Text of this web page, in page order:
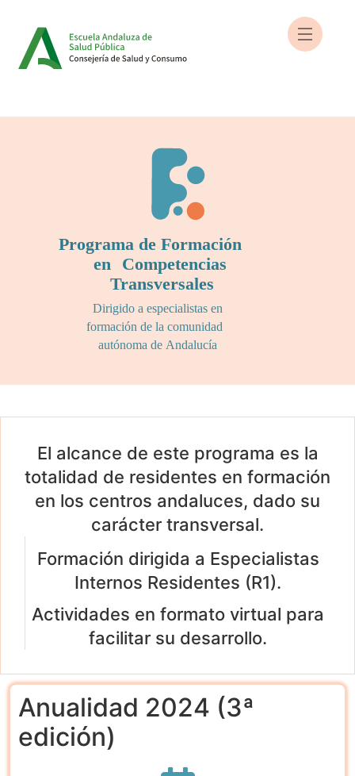
El alcance de este programa es la
totalidad de residentes en formación
en los centros andaluces, dado su
carácter transversal.
Formación dirigida a Especialistas
Internos Residentes (R1).
Actividades en formato virtual para
facilitar su desarrollo.
Anualidad 2024 (3ª
edición)